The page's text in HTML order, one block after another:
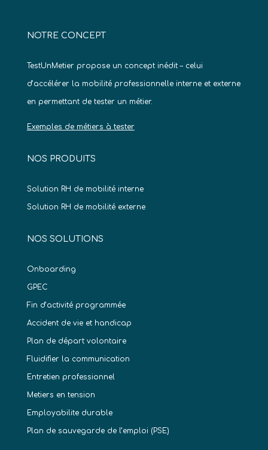
NOTRE CONCEPT
TestUnMetier propose un concept inédit – celui
d’accélérer la mobilité professionnelle interne et externe
en permettant de tester un métier.
Exemples de métiers à tester
NOS PRODUITS
Solution RH de mobilité interne
Solution RH de mobilité externe
NOS SOLUTIONS
Onboarding
GPEC
Fin d’activité programmée
Accident de vie et handicap
Plan de départ volontaire
Fluidifier la communication
Entretien professionnel
Metiers en tension
Employabilite durable
Plan de sauvegarde de l’emploi (PSE)